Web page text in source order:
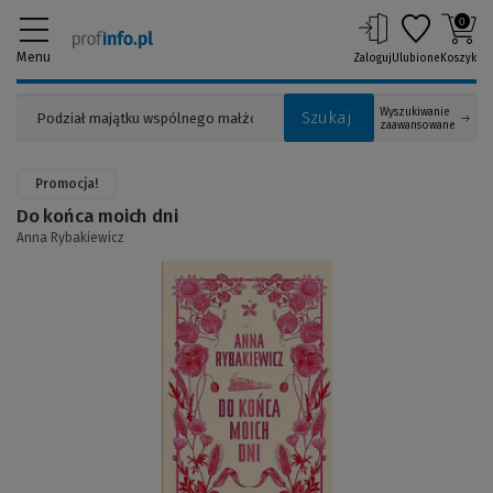
Menu
Szukaj
Wyszukiwanie
zaawansowane
ZalogujUlubione
0
Koszyk
Promocja!
Do końca moich dni
Anna Rybakiewicz